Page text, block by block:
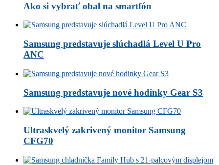
Ako si vybrať obal na smartfón
Samsung predstavuje slúchadlá Level U Pro
ANC
Samsung predstavuje nové hodinky Gear S3
Ultraskvelý zakrivený monitor Samsung
CFG70